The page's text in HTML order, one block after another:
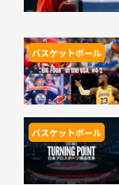
バスケットボール
バスケットボール